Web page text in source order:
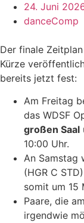
24. Juni
danceComp
Der finale
Kürze
bereits jetzt fest:
Am Freitag
das WDSF
großen Saal
10:00 Uhr.
⁠An Samstag
(HGR C
somit um 15
⁠Paare, die
irgendwie